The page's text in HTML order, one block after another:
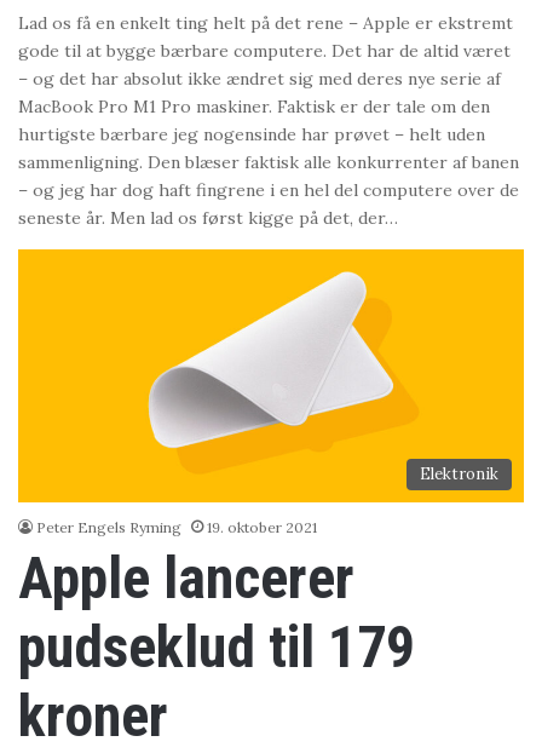
Lad os få en enkelt ting helt på det rene – Apple er ekstremt
gode til at bygge bærbare computere. Det har de altid været
– og det har absolut ikke ændret sig med deres nye serie af
MacBook Pro M1 Pro maskiner. Faktisk er der tale om den
hurtigste bærbare jeg nogensinde har prøvet – helt uden
sammenligning. Den blæser faktisk alle konkurrenter af banen
– og jeg har dog haft fingrene i en hel del computere over de
seneste år. Men lad os først kigge på det, der…
Elektronik
Peter Engels Ryming 19. oktober 2021
Apple lancerer
pudseklud til 179
kroner